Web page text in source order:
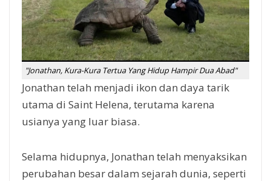
"Jonathan, Kura-Kura Tertua Yang Hidup Hampir Dua Abad"
Jonathan telah menjadi ikon dan daya tarik
utama di Saint Helena, terutama karena
usianya yang luar biasa.
Selama hidupnya, Jonathan telah menyaksikan
perubahan besar dalam sejarah dunia, seperti